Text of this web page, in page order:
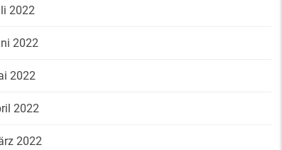
2022
2022
2022
2022
2022